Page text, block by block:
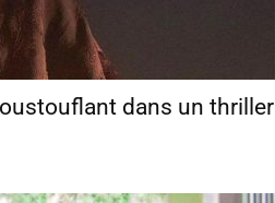
dans un thriller